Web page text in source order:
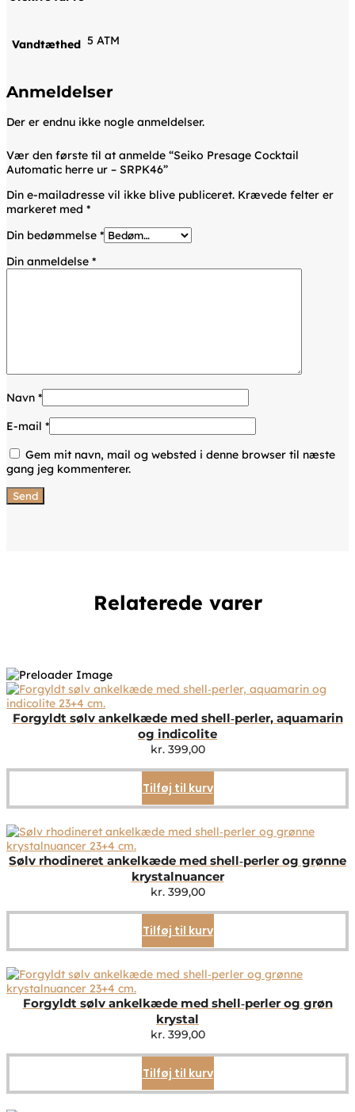
Vandtæthed 5 ATM
Anmeldelser
Der er endnu ikke nogle anmeldelser.
Vær den første til at anmelde “Seiko Presage Cocktail
Automatic herre ur – SRPK46”
Din e-mailadresse vil ikke blive publiceret. Krævede felter er
markeret med *
Din bedømmelse *
Din anmeldelse *
Navn *
E-mail *
Gem mit navn, mail og websted i denne browser til næste
gang jeg kommenterer.
Relaterede varer
Forgyldt sølv ankelkæde med shell‑perler, aquamarin
og indicolite
kr.399,00
Tilføj til kurv
Sølv rhodineret ankelkæde med shell‑perler og grønne
krystalnuancer
kr.399,00
Tilføj til kurv
Forgyldt sølv ankelkæde med shell‑perler og grøn
krystal
kr.399,00
Tilføj til kurv